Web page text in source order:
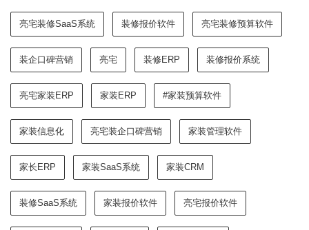
亮宅装修SaaS系统 装修报价软件 亮宅装修预算软件
装企口碑营销 亮宅 装修ERP 装修报价系统
亮宅家装ERP 家装ERP #家装预算软件
家装信息化 亮宅装企口碑营销 家装管理软件
家长ERP 家装SaaS系统 家装CRM
装修SaaS系统 家装报价软件 亮宅报价软件